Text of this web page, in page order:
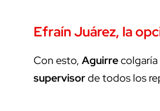
Efraín Juárez, la
Con esto, Aguirrecolgaría
supervisorde todos los